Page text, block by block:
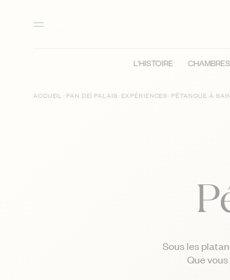
L'HISTOIRE
ACCUEIL PAN DEÏ PALAIS EXPÉRIENCES PÉTANQUE À
Sous les
Que